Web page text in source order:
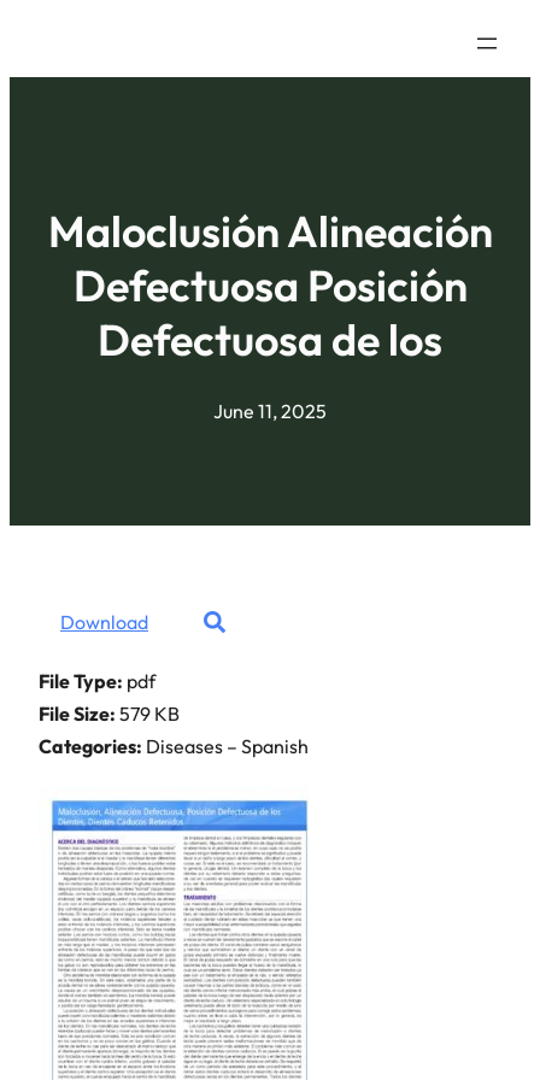
Maloclusión Alineación
Defectuosa Posición
Defectuosa de los
June 11, 2025
Download
File Type: pdf
File Size: 579 KB
Categories: Diseases – Spanish